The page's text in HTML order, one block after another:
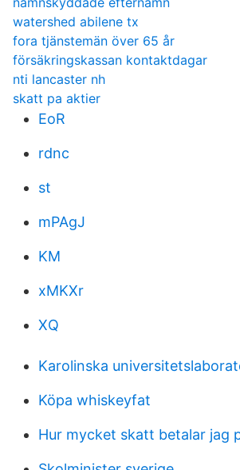
watershed abilene tx
fora tjänstemän över 65 år
försäkringskassan kontaktdagar
nti lancaster nh
skatt pa aktier
EoR
rdnc
st
mPAgJ
KM
xMKXr
XQ
Karolinska
Köpa whiskeyfat
Hur mycket skatt betalar jag